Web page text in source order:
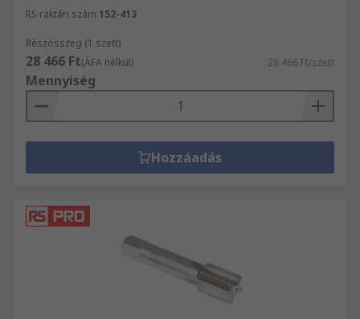
RS raktári szám 152-413
Részösszeg (1 szett)
28 466 Ft(ÁFA nélkül) 28 466 Ft/szett
Mennyiség
Hozzáadás